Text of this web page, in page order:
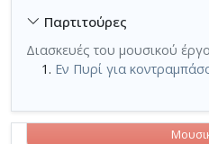
Παρτιτούρες
Διασκευές του μουσικού
Εν Πυρί για